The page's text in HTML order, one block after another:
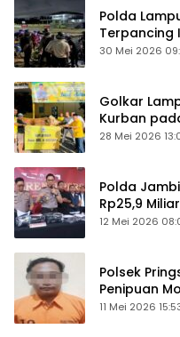
Polda
Terpancing
Keamanan
30 Mei 2026
Golkar
Kurban
28 Mei 2026
Polda
Rp25,9
12 Mei 2026
Polsek
Penipuan
11 Mei 2026